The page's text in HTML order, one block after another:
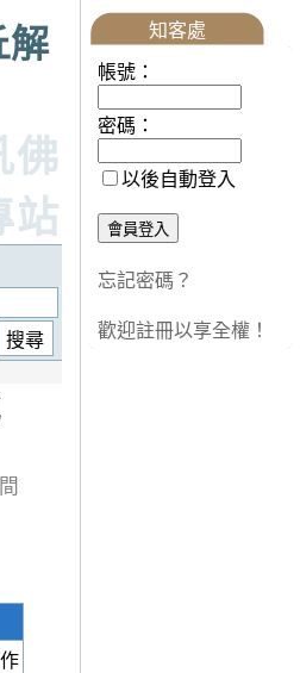
解
佛
站
知客處
帳號：
密碼：
以後自動登入
忘記密碼？
歡迎註冊以享全權！